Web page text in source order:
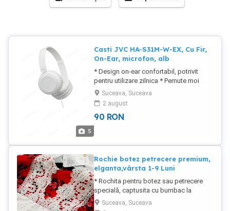
5
Casti JVC HA-S31M-W-EX, Cu Fir,
On-Ear, microfon, alb
* Design on-ear confortabil, potrivit
pentru utilizare zilnica * Pernute moi
pentru urechi, pentru o potrivire
confortabila si izolare fonica
imbunatatita * Sunet clar si echilibrat,
ideal pentru muzica, podcasturi si
transport comod * Microfon incorporat,
pentru conversatii clare si fara
interferente * Compatibilitate universala,
functioneaza cu orice dispozitiv cu
mufa jack de 3,5 mm * Raspuns in
frecventa 10-26000 Hz Impedanta 32 *
Diametru difuzor 30.6 mm * Magnet
Suceava, Suceava
2 august
90 RON
Rochie botez petrecere premium,
elganta,vârsta 1-9 Luni
* Rochita pentru botez sau petrecere
specială, captusita cu bumbac la
interior pentru confortul fetitei. * Ea se
inchide la spate cu capse si este
Suceava, Suceava